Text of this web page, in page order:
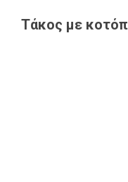
Τάκος με